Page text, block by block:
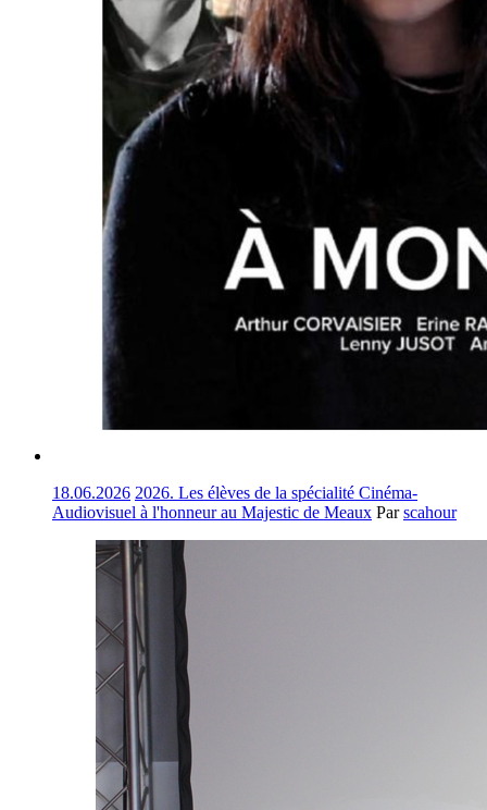
18.06.2026 2026. Les élèves de la spécialité Cinéma-
Audiovisuel à l'honneur au Majestic de Meaux Parscahour